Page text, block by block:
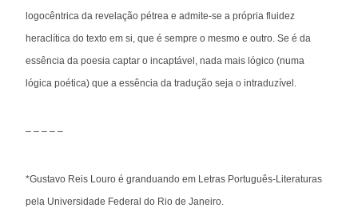
logocêntrica da revelação pétrea e admite-se a própria fluidez
heraclítica do texto em si, que é sempre o mesmo e outro. Se é da
essência da poesia captar o incaptável, nada mais lógico (numa
lógica poética) que a essência da tradução seja o intraduzível.
– – – – –
*Gustavo Reis Louro é granduando em Letras Português-Literaturas
pela Universidade Federal do Rio de Janeiro.